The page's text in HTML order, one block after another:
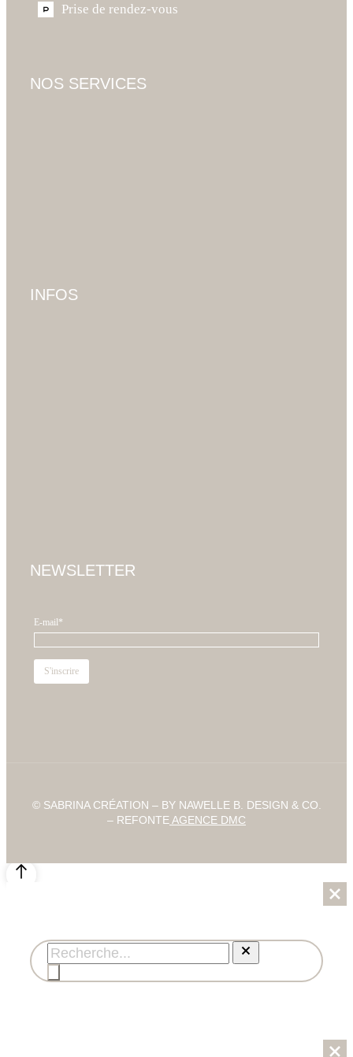
Prise de rendez-vous
NOS SERVICES
INFOS
NEWSLETTER
E-mail*
© SABRINA CRÉATION – BY NAWELLE B. DESIGN & CO.
– REFONTEAGENCE DMC